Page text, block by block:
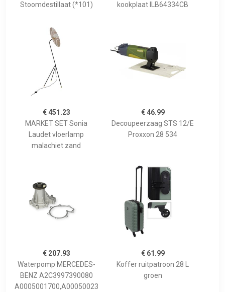
Stoomdestillaat (*101)
kookplaat ILB64334CB
€ 451.23
MARKET SET Sonia
Laudet vloerlamp
malachiet zand
€ 46.99
Decoupeerzaag STS 12/E
Proxxon 28 534
€ 207.93
Waterpomp MERCEDES-
BENZ A2C3997390080
A0005001700,A00050023
€ 61.99
Koffer ruitpatroon 28 L
groen